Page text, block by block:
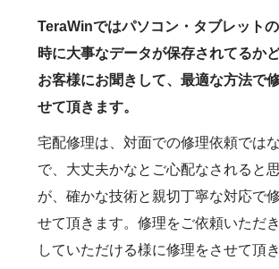
TeraWinではパソコン・タブレット
時に大事なデータが保存されてるか
お客様にお聞きして、最適な方法で
せて頂きます。
宅配修理は、対面での修理依頼では
で、大丈夫かなとご心配なされると
が、確かな技術と親切丁寧な対応で
せて頂きます。修理をご依頼いただ
していただける様に修理をさせて頂き